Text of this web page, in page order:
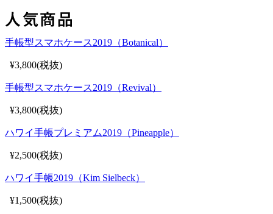
手帳型スマホケース2019（Botanical）
¥3,800(税抜)
手帳型スマホケース2019（Revival）
¥3,800(税抜)
ハワイ手帳プレミアム2019（Pineapple）
¥2,500(税抜)
ハワイ手帳2019（Kim Sielbeck）
¥1,500(税抜)